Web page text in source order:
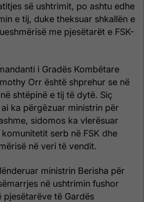
së ushtrimit, po ashtu edhe
e tij, duke theksuar shkallën e
me pjesëtarët e FSK-
i Gradës Kombëtare
Orr është shprehur se në
shtëpinë e tij të dytë. Siç
ka përgëzuar ministrin për
sidomos ka vlerësuar
serb në FSK dhe
në veri të vendit.
ministrin Berisha për
në ushtrimin fushor
pjesëtarëve të Gardës